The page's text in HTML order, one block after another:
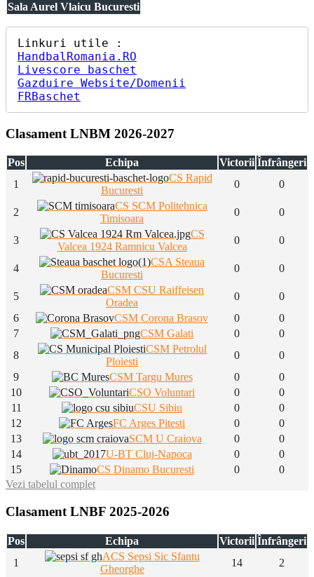
Sala Aurel Vlaicu Bucuresti
HandbalRomania.RO
Livescore baschet
Gazduire Website/Domenii
FRBaschet
Clasament LNBM 2026-2027
Pos Echipa Victorii Înfrângeri
1
CS Rapid
Bucuresti
0 0
2
CS SCM Politehnica
Timisoara
0 0
3
CS
Valcea 1924 Ramnicu Valcea
0 0
4
CSA Steaua
Bucuresti
0 0
5
CSM CSU Raiffeisen
Oradea
0
0
6
CSM Corona Brasov 0
0
7
CSM Galati 0
0
8
CSM Petrolul
Ploiesti
0
0
9
CSM Targu Mures 0
0
10
CSO Voluntari 0
0
11
CSU Sibiu 0
0
12
FC Arges Pitesti 0
0
13
SCM U Craiova 0
0
14
U-BT Cluj-Napoca 0
0
15
CS Dinamo Bucuresti 0
0
Vezi tabelul complet
Clasament LNBF 2025-2026
Pos Echipa Victorii Înfrângeri
1
ACS Sepsi Sic Sfantu
Gheorghe
14 2